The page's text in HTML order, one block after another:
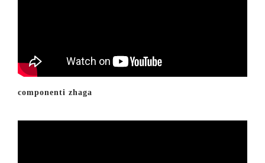
componenti zhaga